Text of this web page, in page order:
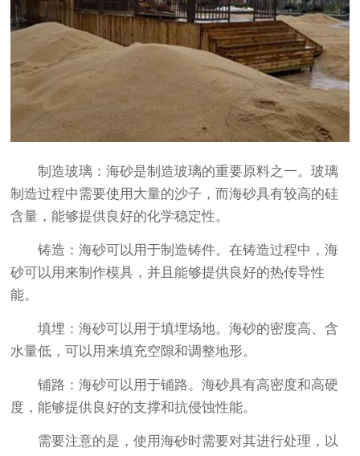
制造玻璃：海砂是制造玻璃的重要原料之一。玻璃
制造过程中需要使用大量的沙子，而海砂具有较高的硅
含量，能够提供良好的化学稳定性。
铸造：海砂可以用于制造铸件。在铸造过程中，海
砂可以用来制作模具，并且能够提供良好的热传导性
能。
填埋：海砂可以用于填埋场地。海砂的密度高、含
水量低，可以用来填充空隙和调整地形。
铺路：海砂可以用于铺路。海砂具有高密度和高硬
度，能够提供良好的支撑和抗侵蚀性能。
需要注意的是，使用海砂时需要对其进行处理，以